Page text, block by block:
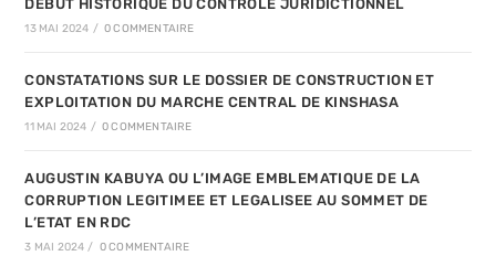
DEBUT HISTORIQUE DU CONTROLE JURIDICTIONNEL
13 MAI 2024 / 0 COMMENTAIRE
CONSTATATIONS SUR LE DOSSIER DE CONSTRUCTION ET
EXPLOITATION DU MARCHE CENTRAL DE KINSHASA
11 MAI 2024 / 0 COMMENTAIRE
AUGUSTIN KABUYA OU L’IMAGE EMBLEMATIQUE DE LA
CORRUPTION LEGITIMEE ET LEGALISEE AU SOMMET DE
L’ETAT EN RDC
3 MAI 2024 / 0 COMMENTAIRE